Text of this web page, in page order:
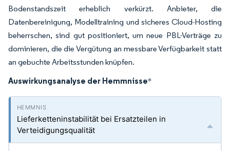
Bodenstandszeit erheblich verkürzt. Anbieter, die
Datenbereinigung, Modelltraining und sicheres Cloud-Hosting
beherrschen, sind gut positioniert, um neue PBL-Verträge zu
dominieren, die die Vergütung an messbare Verfügbarkeit statt
an gebuchte Arbeitsstunden knüpfen.
Auswirkungsanalyse der Hemmnisse*
Lieferketteninstabilität bei Ersatzteilen in
Verteidigungsqualität